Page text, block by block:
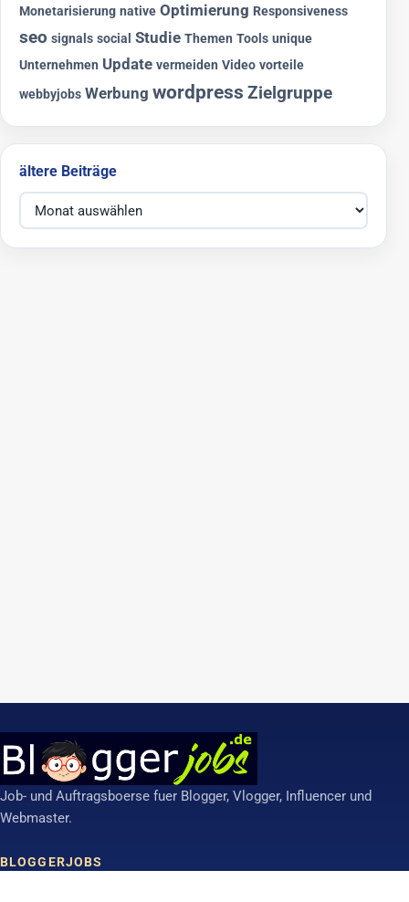
Monetarisierung native Optimierung Responsiveness
seo signals social Studie Themen Tools unique
Unternehmen Update vermeiden Video vorteile
webbyjobs Werbung wordpress Zielgruppe
ältere Beiträge
ältere Beiträge
Job- und Auftragsboerse fuer Blogger, Vlogger, Influencer und
Webmaster.
BLOGGERJOBS